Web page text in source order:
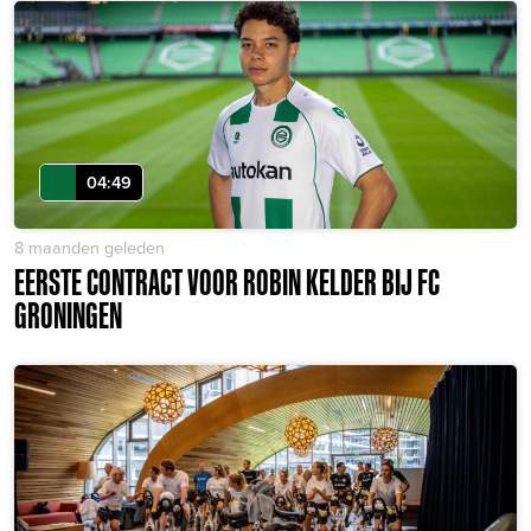
04:49
8 maanden geleden
EERSTE CONTRACT VOOR ROBIN KELDER BIJ FC
GRONINGEN